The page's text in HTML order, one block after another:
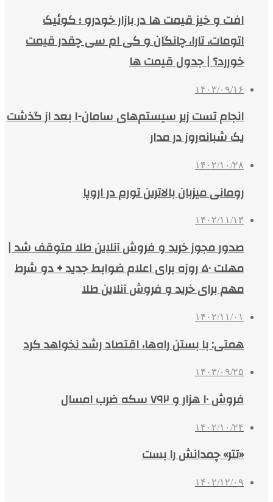
افت و خیز قیمت ها در بازار خودرو ؛ کوئیک
اتومات، تارا، چانگان و کی ام سی چقدر قیمت
خوررد؟ | جدول قیمت ها
۱۴۰۳/۰۹/۱۶
انجام تست‌ زیر سیستم‌های سامان-۱ بعد از گذشت
یک شبانه‌روز در مدار
۱۴۰۲/۱۰/۲۸
رومانی میزبان بالاترین تورم در اروپا
۱۴۰۲/۱۱/۱۳
صدور مجوز خرید و فروش آنلاین طلا متوقف شد |
مهلت ۵۰ روزه برای اعلام ضوابط جدید + دو شرط
مهم برای خرید و فروش آنلاین طلا
۱۴۰۲/۱۱/۰۱
همتی: با بستن راه‌ها، اقتصاد رشد نخواهد کرد
۱۴۰۳/۰۹/۲۵
فروش ۱۰ هزار و ۷۹۲ سکه ضرب امسال
۱۴۰۲/۱۰/۲۴
«تتر» چمدانش را بست
۱۴۰۲/۱۲/۰۹